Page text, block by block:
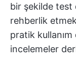
bir şekilde test
rehberlik
pratik kullanım
incelemeler